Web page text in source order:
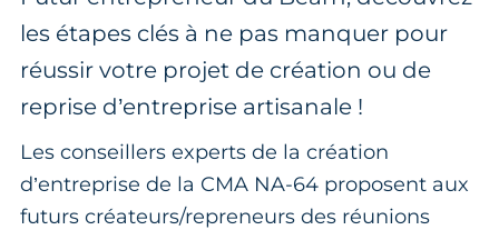
les étapes clés à ne pas manquer pour
réussir votre projet de création ou de
reprise d’entreprise artisanale !
Les conseillers experts de la création
d’entreprise de la CMA NA-64 proposent aux
futurs créateurs/repreneurs des réunions